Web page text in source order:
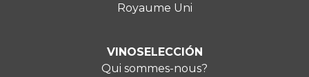
Royaume Uni
VINOSELECCIÓN
Qui sommes-nous?